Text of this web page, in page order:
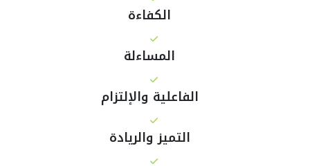
الكفاءة
المساءلة
الفاعلية والإلتزام
التميز والريادة